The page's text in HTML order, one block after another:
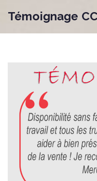
Témoignage CC